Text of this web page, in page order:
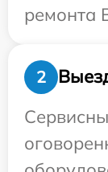
ремонта
2